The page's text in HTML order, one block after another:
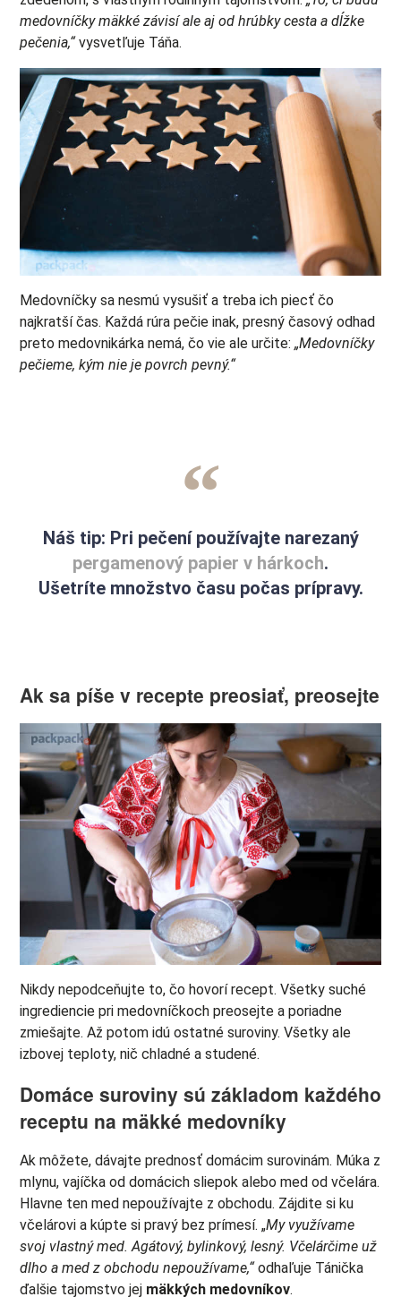
medovníčky mäkké závisí ale aj od hrúbky cesta a dĺžke
pečenia,“vysvetľuje Táňa.
Medovníčky sa nesmú vysušiť a treba ich piecť čo
najkratší čas. Každá rúra pečie inak, presný časový odhad
preto medovnikárka nemá, čo vie ale určite: „Medovníčky
pečieme, kým nie je povrch pevný.“
Náš tip: Pri pečení používajte narezaný
pergamenový papier v hárkoch.
Ušetríte množstvo času počas prípravy.
Ak sa píše v recepte preosiať, preosejte
Nikdy nepodceňujte to, čo hovorí recept. Všetky suché
ingrediencie pri medovníčkoch preosejte a poriadne
zmiešajte. Až potom idú ostatné suroviny. Všetky ale
izbovej teploty, nič chladné a studené.
Domáce suroviny sú základom každého
receptu na mäkké medovníky
Ak môžete, dávajte prednosť domácim surovinám. Múka z
mlynu, vajíčka od domácich sliepok alebo med od včelára.
Hlavne ten med nepoužívajte z obchodu. Zájdite si ku
včelárovi a kúpte si pravý bez prímesí. „My využívame
svoj vlastný med. Agátový, bylinkový, lesný. Včelárčime už
dlho a med z obchodu nepoužívame,“odhaľuje Tánička
ďalšie tajomstvo jej mäkkých medovníkov.